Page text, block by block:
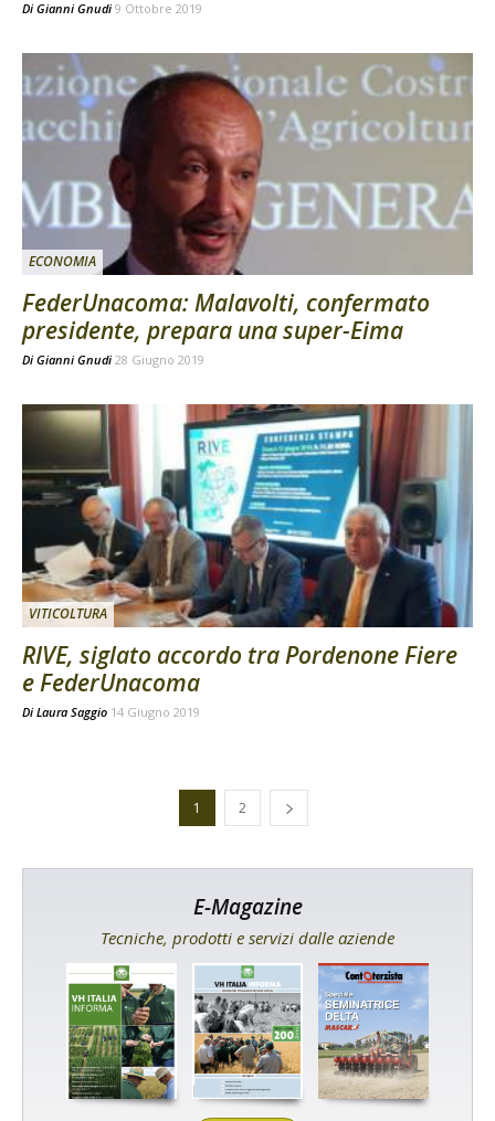
Di Gianni Gnudi 9 Ottobre 2019
ECONOMIA
FederUnacoma: Malavolti, confermato
presidente, prepara una super-Eima
Di Gianni Gnudi 28 Giugno 2019
VITICOLTURA
RIVE, siglato accordo tra Pordenone Fiere
e FederUnacoma
Di Laura Saggio 14 Giugno 2019
1 2
E-Magazine
Tecniche, prodotti e servizi dalle aziende